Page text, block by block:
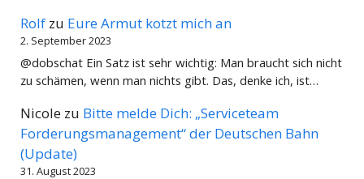
Rolf zu Eure Armut kotzt mich an
2. September 2023
@dobschat Ein Satz ist sehr wichtig: Man braucht sich nicht
zu schämen, wenn man nichts gibt. Das, denke ich, ist…
Nicole zu Bitte melde Dich: „Serviceteam
Forderungsmanagement“ der Deutschen Bahn
(Update)
31. August 2023